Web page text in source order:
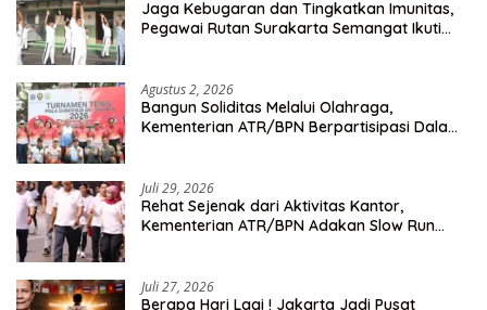
Jaga Kebugaran dan Tingkatkan Imunitas,
Pegawai Rutan Surakarta Semangat Ikuti
Agustus 2, 2026
Bangun Soliditas Melalui Olahraga,
Kementerian ATR/BPN Berpartisipasi Dalam
Juli 29, 2026
Rehat Sejenak dari Aktivitas Kantor,
Kementerian ATR/BPN Adakan Slow Run
Juli 27, 2026
Berapa Hari Lagi ! Jakarta Jadi Pusat